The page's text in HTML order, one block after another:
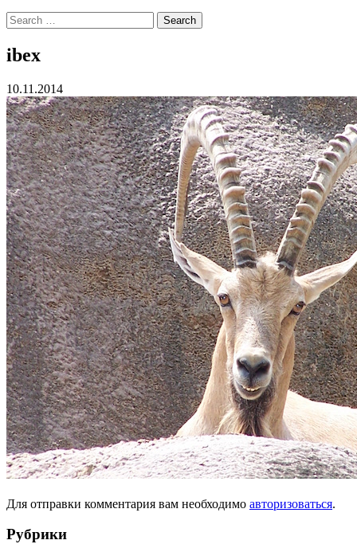
ibex
10.11.2014
Для отправки комментария вам необходимо авторизоваться.
Рубрики